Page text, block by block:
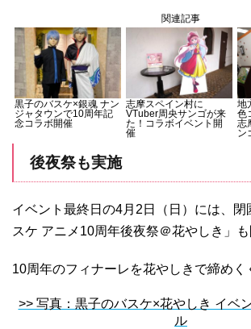
関連記事
黒子のバスケ×銀魂 ナン
ジャタウンで10周年記
念コラボ開催
志摩スペイン村に
VTuber周央サンゴが来
た！コラボイベント開
催
地
色
志
ン
後夜祭も実施
イベント最終日の4月2日（日）には、閉
スケ アニメ10周年後夜祭＠花やしき」も
10周年のフィナーレを花やしきで締めく
>> 写真：黒子のバスケ×花やしき イベ
ル